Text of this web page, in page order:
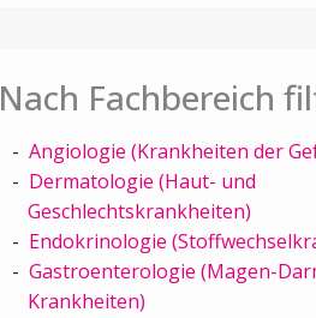
Nach Fachbereich
Angiologie (Krankheiten der
Dermatologie (Haut- und
Geschlechtskrankheiten)
Endokrinologie
Gastroenterologie (Magen-
Krankheiten)